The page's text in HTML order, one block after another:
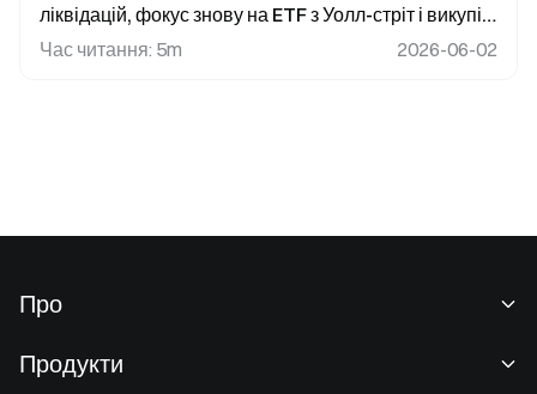
ліквідацій, фокус знову на ETF з Уолл-стріт і викупі
казначейських облігацій
Час читання: 5m 2026-06-02
Про
Продукти